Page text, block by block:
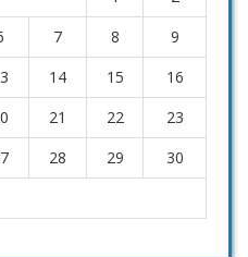
7 8
9
14 15
16
21 22
23
28 29
30